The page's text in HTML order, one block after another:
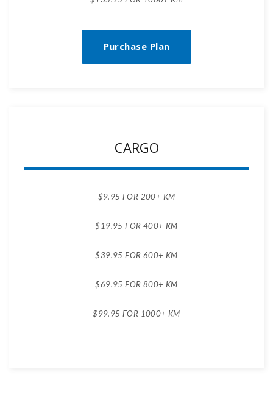
Purchase Plan
CARGO
$9.95 FOR 200+ KM
$19.95 FOR 400+ KM
$39.95 FOR 600+ KM
$69.95 FOR 800+ KM
$99.95 FOR 1000+ KM